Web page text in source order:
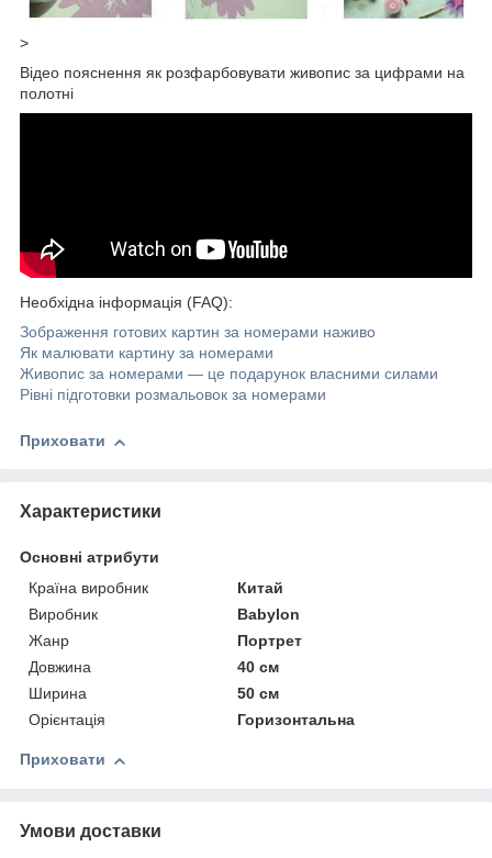
>
Відео пояснення як розфарбовувати живопис за цифрами на
полотні
Необхідна інформація (FAQ):
Зображення готових картин за номерами наживо
Як малювати картину за номерами
Живопис за номерами — це подарунок власними силами
Рівні підготовки розмальовок за номерами
Приховати
Характеристики
Основні атрибути
Країна виробник
Китай
Виробник
Babylon
Жанр
Портрет
Довжина
40 см
Ширина
50 см
Орієнтація
Горизонтальна
Приховати
Умови доставки